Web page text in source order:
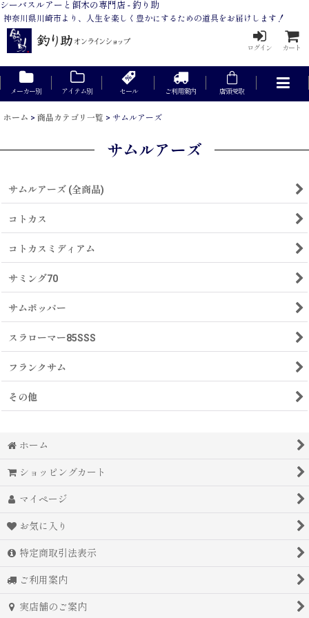
シーバスルアーと餌木の専門店 - 釣り助
神奈川県川崎市より、人生を楽しく豊かにするための道具をお届けします！
ログイン カート
メーカー別 アイテム別 セール ご利用案内 店頭受取
ホーム > 商品カテゴリ一覧 > サムルアーズ
サムルアーズ
サムルアーズ (全商品)
コトカス
コトカスミディアム
サミング70
サムポッパー
スラローマー85SSS
フランクサム
その他
ホーム
ショッピングカート
マイページ
お気に入り
特定商取引法表示
ご利用案内
実店舗のご案内